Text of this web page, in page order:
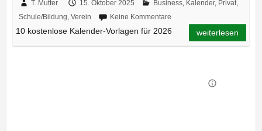
T. Mutter 15. Oktober 2025 Business, Kalender, Privat,
Schule/Bildung, Verein Keine Kommentare
10 kostenlose Kalender-Vorlagen für 2026 weiterlesen